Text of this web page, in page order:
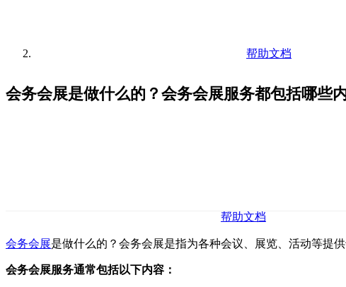
帮助文档
会务会展是做什么的？会务会展服务都包括哪些
帮助文档
会务会展是做什么的？会务会展是指为各种会议、展览、活动等提
会务会展服务通常包括以下内容：